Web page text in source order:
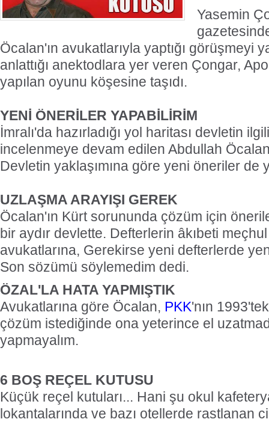
Yasemin
Öcalan'ın avukatlarıyla yaptığı görüşmeyi
anlattığı anektodlara yer veren Çongar,
yapılan oyunu köşesine taşıdı.
YENİ ÖNERİLER YAPABİLİRİM
İmralı'da hazırladığı yol haritası devletin
incelenmeye devam edilen Abdullah
Devletin yaklaşımına göre yeni öneriler de
UZLAŞMA ARAYIŞI GEREK
Öcalan'ın Kürt sorununda çözüm için
bir aydır devlette. Defterlerin âkıbeti
avukatlarına, Gerekirse yeni defterlerde
Son sözümü söylemedim dedi.
ÖZAL'LA HATA YAPMIŞTIK
Avukatlarına göre Öcalan, PKK'nın
çözüm istediğinde ona yeterince el
yapmayalım.
6 BOŞ REÇEL KUTUSU
Küçük reçel kutuları... Hani şu okul
lokantalarında ve bazı otellerde rastlanan